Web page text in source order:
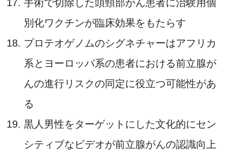
手術で切除した頭頸部がん患者に治験用個
別化ワクチンが臨床効果をもたらす
プロテオゲノムのシグネチャーはアフリカ
系とヨーロッパ系の患者における前立腺が
んの進行リスクの同定に役立つ可能性があ
る
黒人男性をターゲットにした文化的にセン
シティブなビデオが前立腺がんの認識向上